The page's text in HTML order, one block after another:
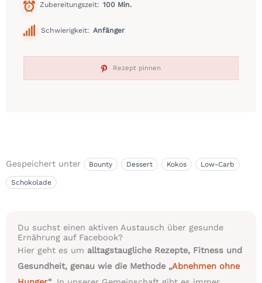
Zubereitungszeit 100 Min.
Schwierigkeit: Anfänger
Rezept pinnen
Gespeichert unter Bounty Dessert Kokos Low-Carb
Schokolade
Du suchst einen aktiven Austausch über gesunde
Ernährung auf Facebook?
Hier geht es um alltagstaugliche Rezepte, Fitness und
Gesundheit, genau wie die Methode „Abnehmen ohne